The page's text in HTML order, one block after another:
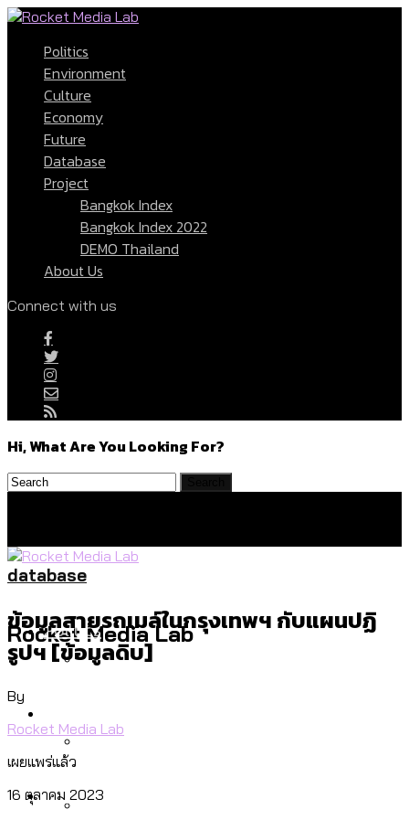
Politics
Environment
Culture
Economy
Future
Database
Project
Bangkok Index
Bangkok Index 2022
DEMO Thailand
About Us
Connect with us
Hi, What Are You Looking For?
Rocket Media Lab
Politics
จราจรฯ เพิ่ม 150% มีเพียง 5 เขตที่งบเพิ่ม
สำรวจเหตุไฟไหม้ในกรุงเทพฯ ส่วนใหญ่มา
Culture
database
ข้อมูลสายรถเมล์ในกรุงเทพฯ กับแผนปฏิ
รูปฯ [ข้อมูลดิบ]
By
Rocket Media Lab
เผยแพร่แล้ว
16 ตุลาคม 2023